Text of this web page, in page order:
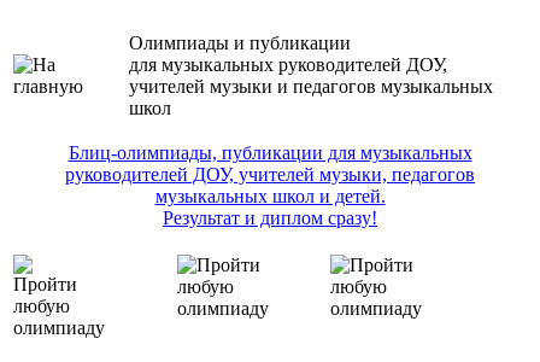
Олимпиады и публикации
для музыкальных руководителей ДОУ,
учителей музыки и педагогов музыкальных
школ
Блиц-олимпиады, публикации для музыкальных
руководителей ДОУ, учителей музыки, педагогов
музыкальных школ и детей.
Результат и диплом сразу!